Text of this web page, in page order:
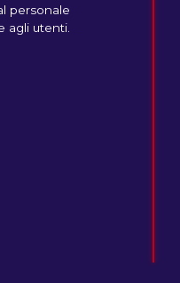
personale
agli utenti.